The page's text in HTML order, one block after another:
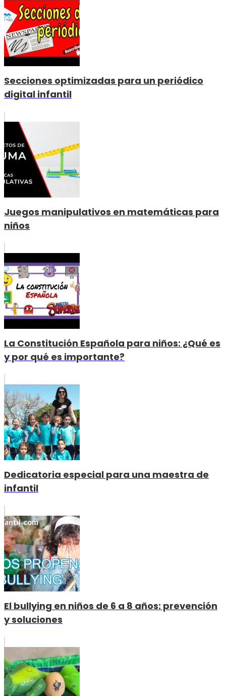
Secciones optimizadas para un periódico
digital infantil
Juegos manipulativos en matemáticas para
niños
La Constitución Española para niños: ¿Qué es
y por qué es importante?
Dedicatoria especial para una maestra de
infantil
El bullying en niños de 6 a 8 años: prevención
y soluciones